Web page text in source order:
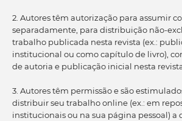
2. Autores têm autorização para assumir
separadamente, para distribuição não-
trabalho publicada nesta revista (ex.:
institucional ou como capítulo de livro),
de autoria e publicação inicial nesta
3. Autores têm permissão e são
distribuir seu trabalho online (ex.: em
institucionais ou na sua página pessoal)